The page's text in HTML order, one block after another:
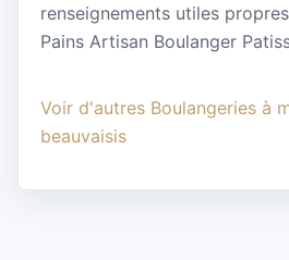
renseignements utiles
Pains Artisan Boulanger
Voir d'autres Boulangeries à
beauvaisis